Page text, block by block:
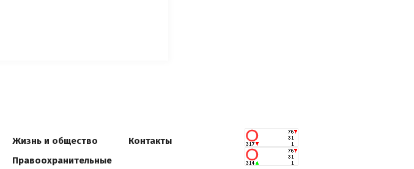
Жизнь и общество
Правоохранительные
Контакты